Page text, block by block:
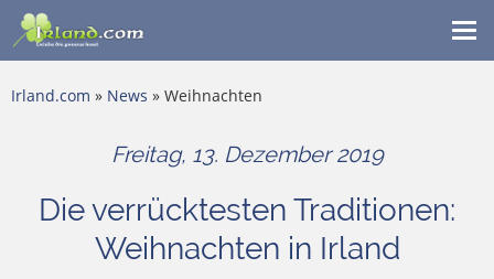
Irland.com » News » Weihnachten
Freitag, 13. Dezember 2019
Die verrücktesten Traditionen:
Weihnachten in Irland